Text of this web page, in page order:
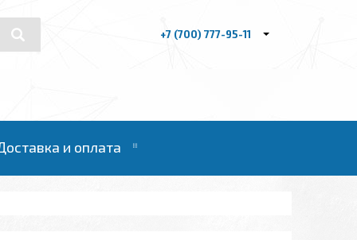
+7 (700) 777-95-11
и оплата